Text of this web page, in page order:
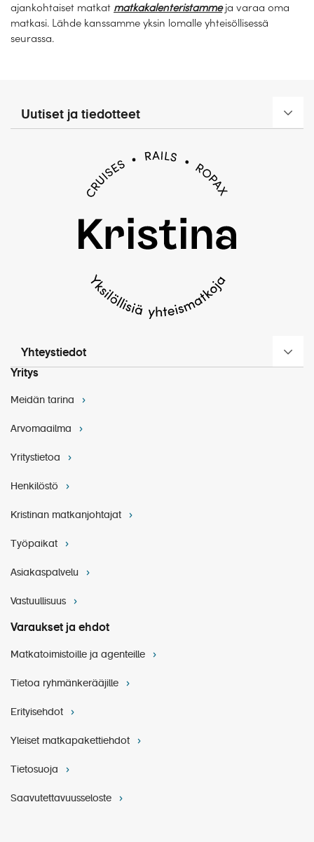
ajankohtaiset matkat matkakalenteristammeja varaa oma
matkasi. Lähde kanssamme yksin lomalle yhteisöllisessä
seurassa.
Uutiset ja tiedotteet
Yhteystiedot
Yritys
Meidän tarina
Arvomaailma
Yritystietoa
Henkilöstö
Kristinan matkanjohtajat
Työpaikat
Asiakaspalvelu
Vastuullisuus
Varaukset ja ehdot
Matkatoimistoille ja agenteille
Tietoa ryhmänkerääjille
Erityisehdot
Yleiset matkapakettiehdot
Tietosuoja
Saavutettavuusseloste